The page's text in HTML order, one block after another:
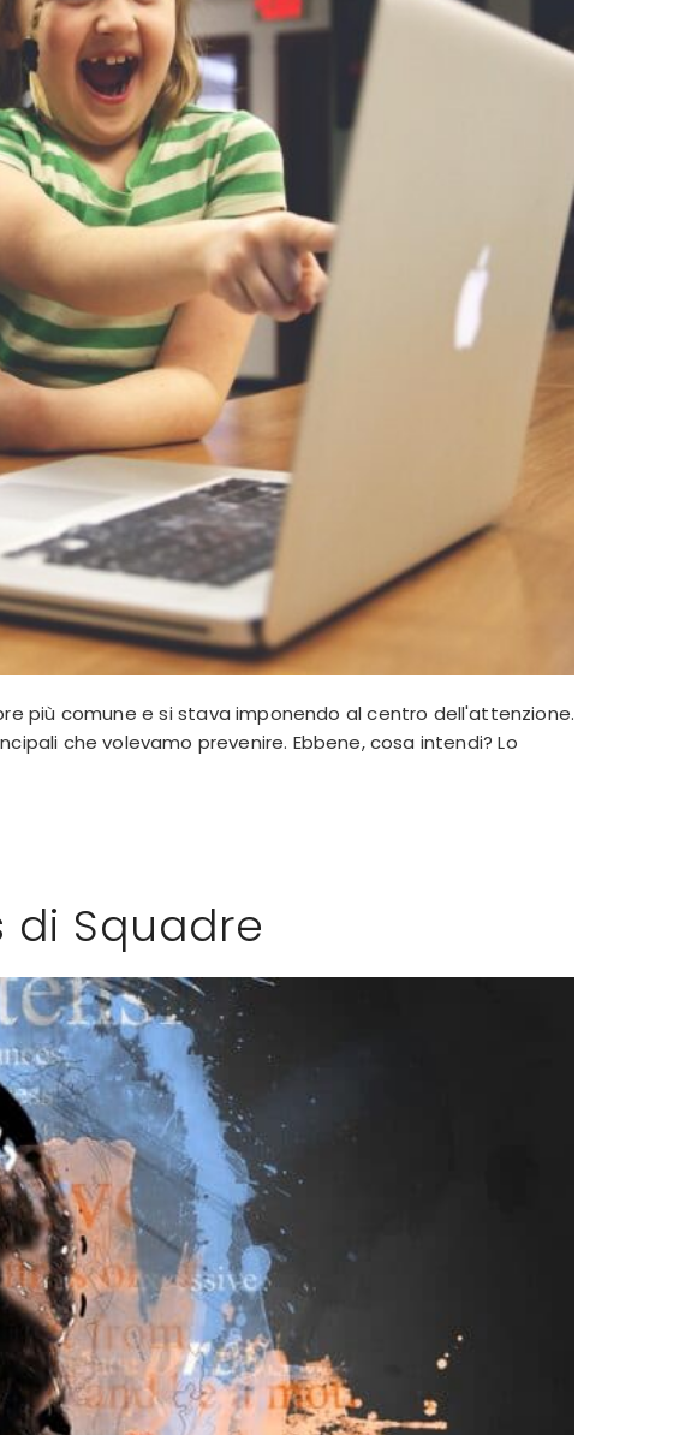
più comune e si stava imponendo al centro dell'attenzione.
che volevamo prevenire. Ebbene, cosa intendi? Lo
Squadre